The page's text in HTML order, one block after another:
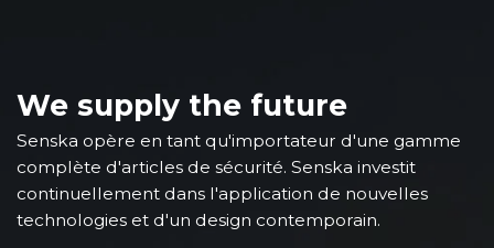
We supply the future
Senska opère en tant qu'importateur d'une gamme
complète d'articles de sécurité. Senska investit
continuellement dans l'application de nouvelles
technologies et d'un design contemporain.